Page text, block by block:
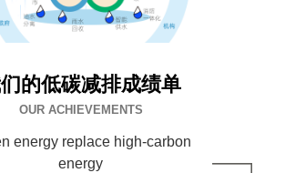
的低碳减排成绩单
OUR ACHIEVEMENTS
energy replace high-carbon
energy